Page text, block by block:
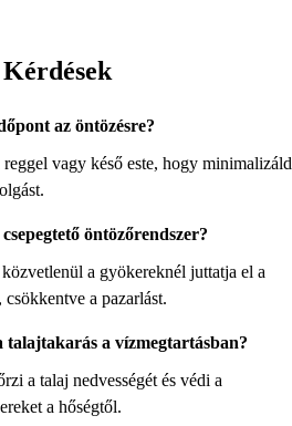
az öntözésre?
vagy késő este, hogy minimalizáld
öntözőrendszer?
a gyökereknél juttatja el a
csökkentve a pazarlást.
talajtakarás a vízmegtartásban?
a talaj nedvességét és védi a
a hőségtől.